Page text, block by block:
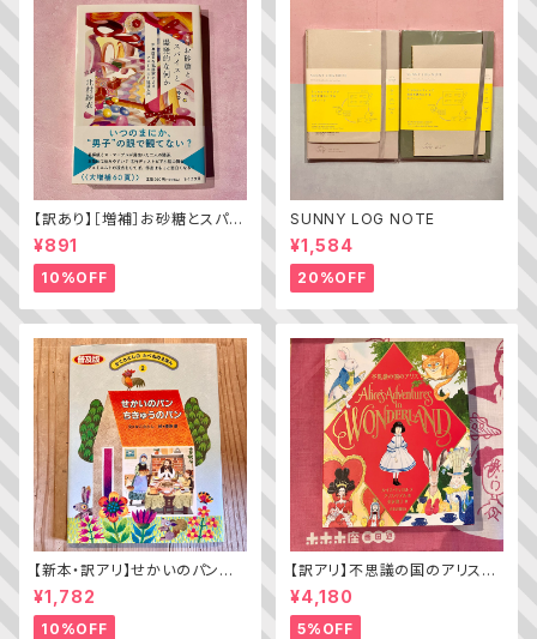
【訳あり】［増補］お砂糖とスパイ
スと爆発的な何か ——不真面
目な批評家によるフェミニスト批
評入門
¥891
10%OFF
SUNNY LOG NOTE
¥1,584
20%OFF
【新本・訳アリ】せかいのパン
ちきゅうのパン（普及版 かこさ
¥1,782
10%OFF
【訳アリ】不思議の国のアリス（A
lice’s Adventures in WOND
ERLAND）
¥4,180
5%OFF